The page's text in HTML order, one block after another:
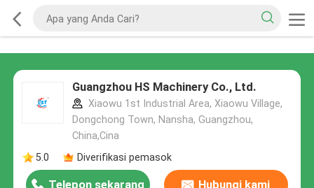
Guangzhou HS Machinery Co., Ltd.
Xiaowu 1st Industrial Area, Xiaowu Village,
Dongchong Town, Nansha, Guangzhou,
China,Cina
5.0
Diverifikasi pemasok
Telepon sekarang Hubungi kami